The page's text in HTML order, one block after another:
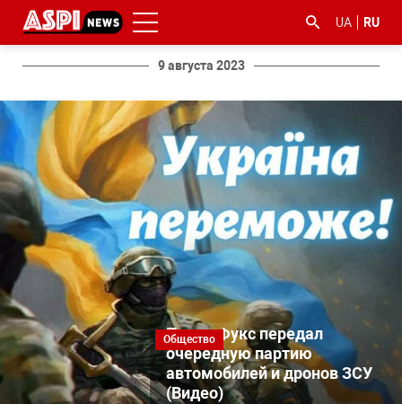
UA RU
9 августа 2023
Общество
Павел Фукс передал
очередную партию
автомобилей и дронов ЗСУ
(Видео)
#ООС
#боротьба
з
корупцією
#гфс #Киев #коронавірус